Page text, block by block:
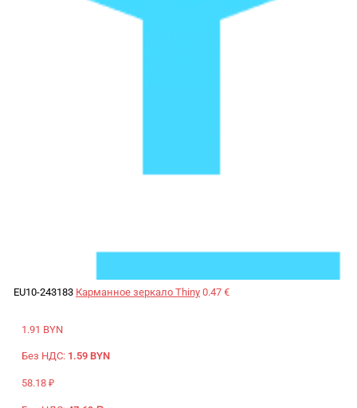
EU10-243183 Карманное зеркало Thiny 0.47 €
1.91 BYN
Без НДС: 1.59 BYN
58.18 ₽